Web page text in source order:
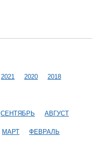
2021 2020 2018
СЕНТЯБРЬ АВГУСТ
МАРТ ФЕВРАЛЬ